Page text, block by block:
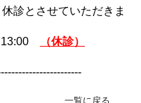
受付
(地域連携室)
診とさせていただきま
（休診）
一覧に戻る